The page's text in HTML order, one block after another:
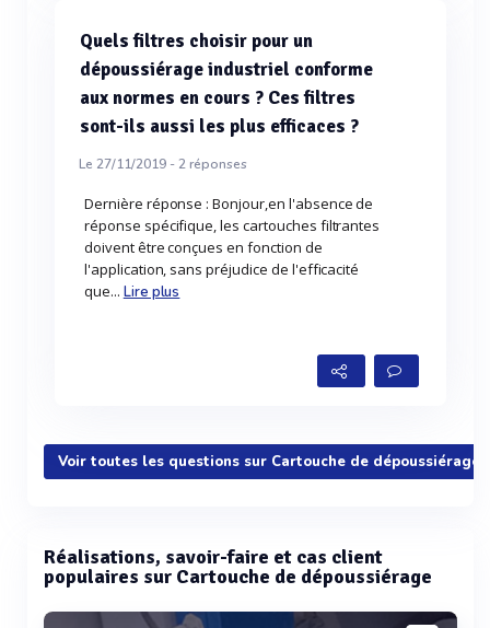
Quels filtres choisir pour un
dépoussiérage industriel conforme
aux normes en cours ? Ces filtres
sont-ils aussi les plus efficaces ?
Le 27/11/2019 -2réponses
Dernière réponse : Bonjour,en l'absence de
réponse spécifique, les cartouches filtrantes
doivent être conçues en fonction de
l'application, sans préjudice de l'efficacité
que... Lire plus
Voir toutes les questions sur Cartouche de dépoussiérage
Réalisations, savoir-faire et cas client
populaires sur Cartouche de dépoussiérage